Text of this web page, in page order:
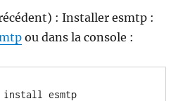
: Installer esmtp :
ou dans la console :
install esmtp